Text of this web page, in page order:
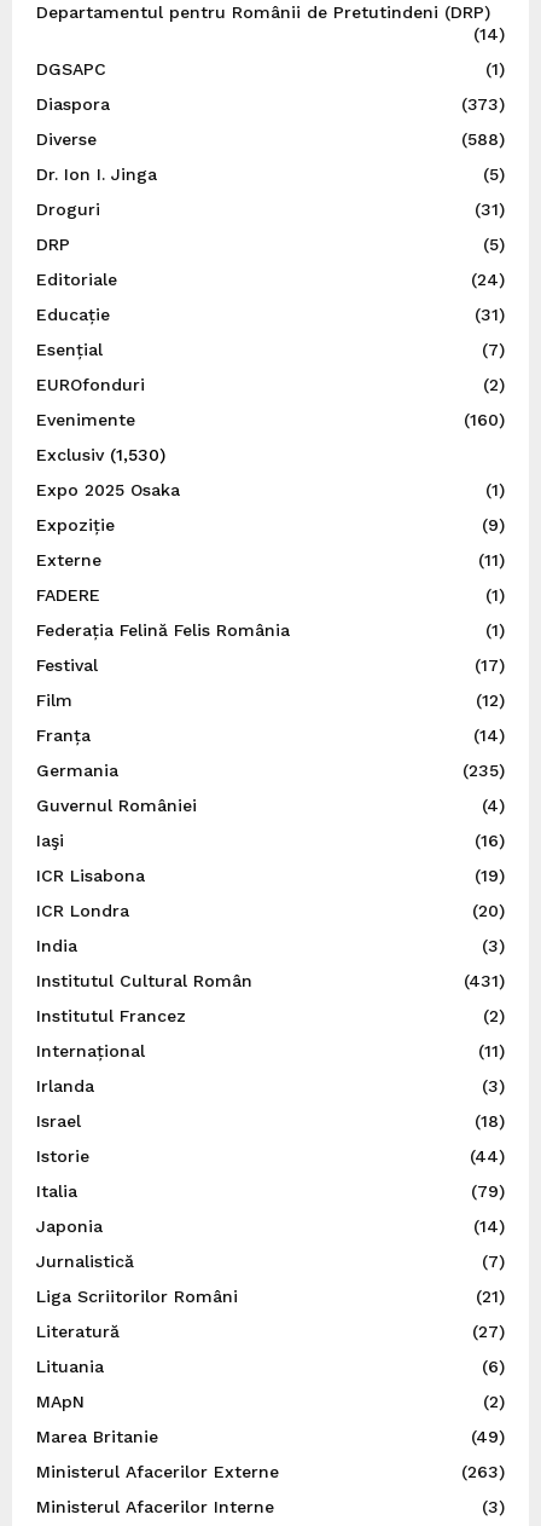
Departamentul pentru Românii de Pretutindeni (DRP)
(14)
DGSAPC
(1)
Diaspora
(373)
Diverse
(588)
Dr. Ion I. Jinga
(5)
Droguri
(31)
DRP
(5)
Editoriale
(24)
Educație
(31)
Esențial
(7)
EUROfonduri
(2)
Evenimente
(160)
Exclusiv(1,530)
Expo 2025 Osaka
(1)
Expoziție
(9)
Externe
(11)
FADERE
(1)
Federația Felină Felis România
(1)
Festival
(17)
Film
(12)
Franța
(14)
Germania
(235)
Guvernul României
(4)
Iaşi
(16)
ICR Lisabona
(19)
ICR Londra
(20)
India
(3)
Institutul Cultural Român
(431)
Institutul Francez
(2)
Internațional
(11)
Irlanda
(3)
Israel
(18)
Istorie
(44)
Italia
(79)
Japonia
(14)
Jurnalistică
(7)
Liga Scriitorilor Români
(21)
Literatură
(27)
Lituania
(6)
MApN
(2)
Marea Britanie
(49)
Ministerul Afacerilor Externe
(263)
Ministerul Afacerilor Interne
(3)